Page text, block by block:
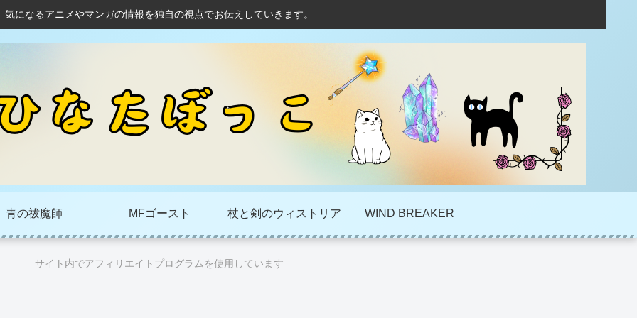
気になるアニメやマンガの情報を独自の視点でお伝えしていきます。
青の祓魔師 MFゴースト 杖と剣のウィストリア WIND BREAKER
サイト内でアフィリエイトプログラムを使用しています